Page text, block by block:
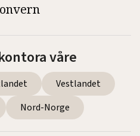
våre
Vestlandet
Nord-Norge